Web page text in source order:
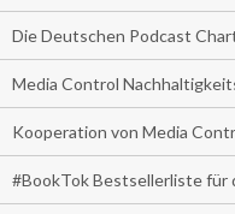
Die Deutschen Podcast
Media Control
Kooperation von Media
#BookTok Bestsellerliste für